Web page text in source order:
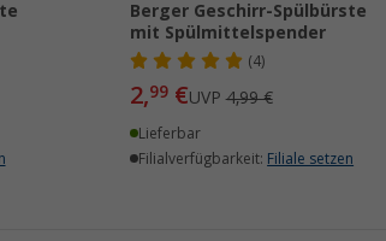
Berger Geschirr-Spülbürste
mit Spülmittelspender
(4)
2,99€UVP4,99 €
Lieferbar
Filialverfügbarkeit: Filiale setzen